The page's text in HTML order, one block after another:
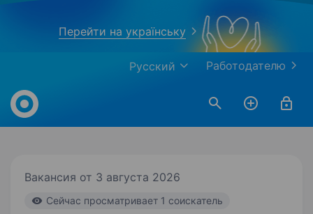
Перейти на українську
Работодателю
Русский
Work.ua
Вакансия от 3 августа 2026
Cейчас просматривает 1 соискатель